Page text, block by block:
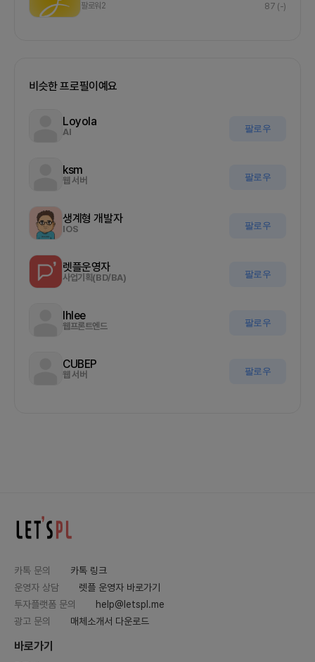
팔로워 2 87 (-)
비슷한 프로필이예요
Loyola
AI 팔로우
ksm
웹 서버 팔로우
생계형 개발자
IOS 팔로우
렛플운영자
사업기획(BD/BA) 팔로우
Ihlee
웹프론트엔드 팔로우
CUBEP
웹 서버 팔로우
카톡 문의
카톡 링크
운영자 상담
렛플 운영자 바로가기
투자플랫폼 문의
help@letspl.me
광고 문의
매체소개서 다운로드
바로가기